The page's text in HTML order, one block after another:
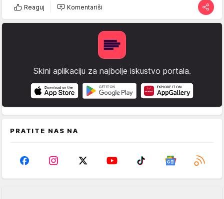
Reaguj Komentariši
Skini aplikaciju za najbolje iskustvo portala.
PRATITE NAS NA